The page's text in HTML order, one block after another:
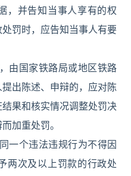
，并告知当事人享有的权
罚时，应告知当事人有要
由国家铁路局或地区铁路
出陈述、申辩的，应对陈
果和核实情况调整处罚决
加重处罚。
一个违法违规行为不得因
两次及以上罚款的行政处